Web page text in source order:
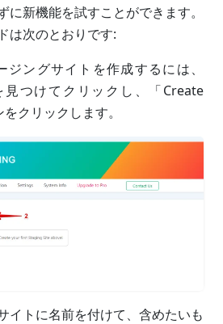
に新機能を試すことができます。
は次のとおりです:
ングサイトを作成するには、
見つけてクリックし、「Create
クリックします。
イトに名前を付けて、含めたいも